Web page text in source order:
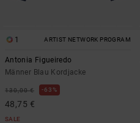
1 ARTIST NETWORK PROGRAM
Antonia Figueiredo
Männer Blau Kordjacke
130,00 € 63%
48,75 €
SALE